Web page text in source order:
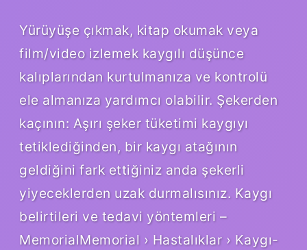
Yürüyüşe çıkmak, kitap okumak veya
film/video izlemek kaygılı düşünce
kalıplarından kurtulmanıza ve kontrolü
ele almanıza yardımcı olabilir. Şekerden
kaçının: Aşırı şeker tüketimi kaygıyı
tetiklediğinden, bir kaygı atağının
geldiğini fark ettiğiniz anda şekerli
yiyeceklerden uzak durmalısınız. Kaygı
belirtileri ve tedavi yöntemleri –
MemorialMemorial › Hastalıklar › Kaygı-